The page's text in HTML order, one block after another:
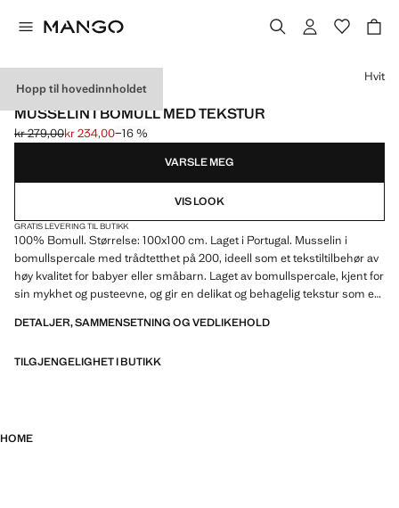
Hopp til hovedinnholdet
MADE IN PORTUGAL
MUSSELIN I BOMULL MED TEKSTUR
Første pris strøket [kr 279,00 ]
kr 279,00
Gjeldende pris [kr 234,00 ]
kr 234,00−16 %
Velg en farge
Hvit
VARSLE MEG
VIS LOOK
GRATIS LEVERING TIL BUTIKK
100% Bomull. Størrelse: 100x100 cm. Laget i Portugal. Musselin i
bomullspercale med trådtetthet på 200, ideell som et tekstiltilbehør av
høy kvalitet for babyer eller småbarn. Laget av bomullspercale, kjent for
sin mykhet og pusteevne, og gir en delikat og behagelig tekstur som er
salg
DETALJER, SAMMENSETNING OG VEDLIKEHOLD
TILGJENGELIGHET I BUTIKK
HOME